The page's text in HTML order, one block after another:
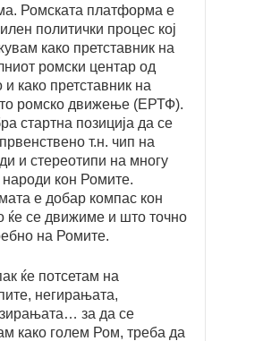
Ромската платформа е
политички процес кој
како претставник на
ромски центар од
како претставник на
ромско движење (ЕРТФ).
стартна позиција да се
т.н. чип на
и стереотипи на многу
кон Ромите.
е добар компас кон
ќе се движиме и што точно
на Ромите.
ќе потсетам на
негирањата,
за да се
како голем Ром, треба да